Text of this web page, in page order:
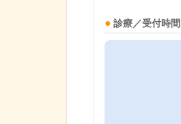
診療／受付時